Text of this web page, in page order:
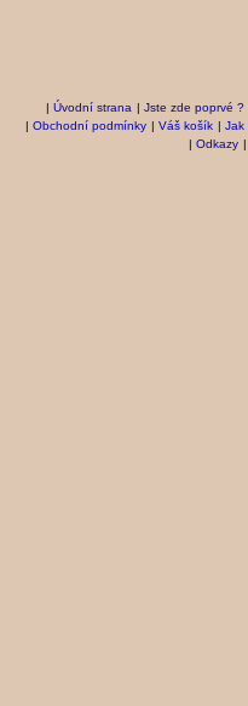
| Úvodní strana | Jste zde poprvé ?
| Obchodní podmínky | Váš košík | Jak
| Odkazy